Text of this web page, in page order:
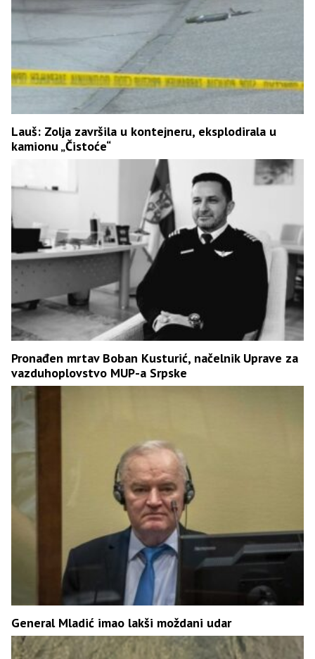
Lauš: Zolja završila u kontejneru, eksplodirala u
kamionu „Čistoće“
Pronađen mrtav Boban Kusturić, načelnik Uprave za
vazduhoplovstvo MUP-a Srpske
General Mladić imao lakši moždani udar